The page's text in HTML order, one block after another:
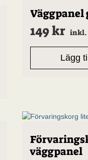
Väggpanel
149kr inkl.
Lägg
väggpanel